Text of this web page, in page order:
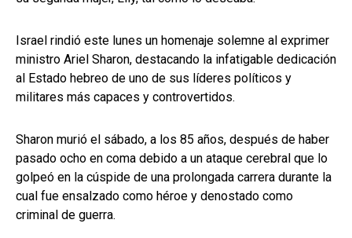
Israel rindió este lunes un homenaje solemne al exprimer
ministro Ariel Sharon, destacando la infatigable dedicación
al Estado hebreo de uno de sus líderes políticos y
militares más capaces y controvertidos.
Sharon murió el sábado, a los 85 años, después de haber
pasado ocho en coma debido a un ataque cerebral que lo
golpeó en la cúspide de una prolongada carrera durante la
cual fue ensalzado como héroe y denostado como
criminal de guerra.